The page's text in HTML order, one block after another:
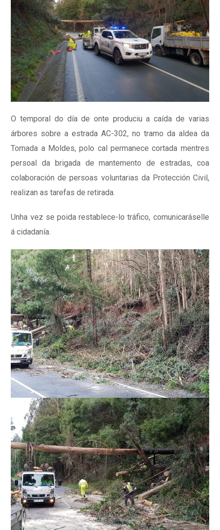
O temporal do día de onte produciu a caída de varias
árbores sobre a estrada AC-302, no tramo da aldea da
Tomada a Moldes, polo cal permanece cortada mentres
persoal da brigada de mantemento de estradas, coa
colaboración de persoas voluntarias da Protección Civil,
realizan as tarefas de retirada.
Unha vez se poida restablece-lo tráfico, comunicaráselle
á cidadanía.